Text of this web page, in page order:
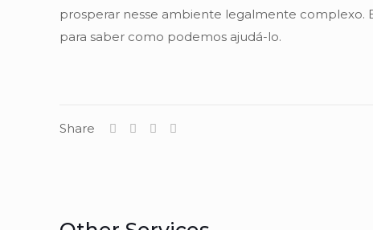
prosperar nesse ambiente legalmente
para saber como podemos ajudá-lo.
Share